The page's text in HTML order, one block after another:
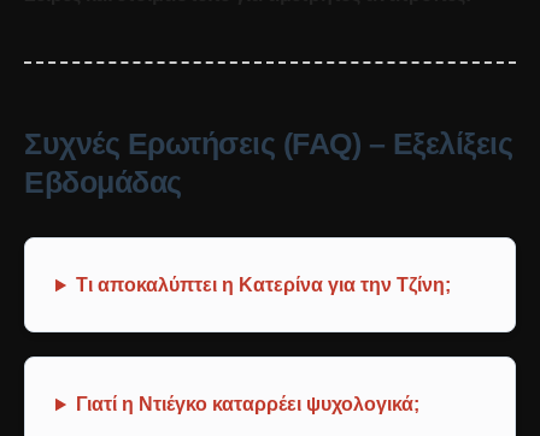
Συχνές Ερωτήσεις (FAQ) – Εξελίξεις
Εβδομάδας
Τι αποκαλύπτει η Κατερίνα για την Τζίνη;
Γιατί η Ντιέγκο καταρρέει ψυχολογικά;